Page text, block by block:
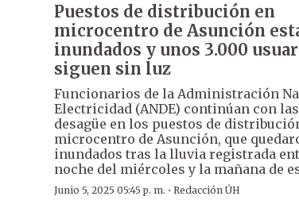
Puestos de distribución en
microcentro de Asunción
inundados y unos 3.000
siguen sin luz
Funcionarios de la Administración
Electricidad (ANDE) continúan con
desagüe en los puestos de
microcentro de Asunción, que
inundados tras la lluvia registrada
noche del miércoles y la mañana de
Junio 5, 2025 05:45 p. m. · Redacción ÚH